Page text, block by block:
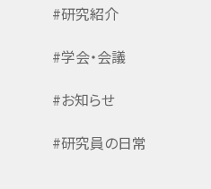
#研究紹介
#学会・会議
#お知らせ
#研究員の日常